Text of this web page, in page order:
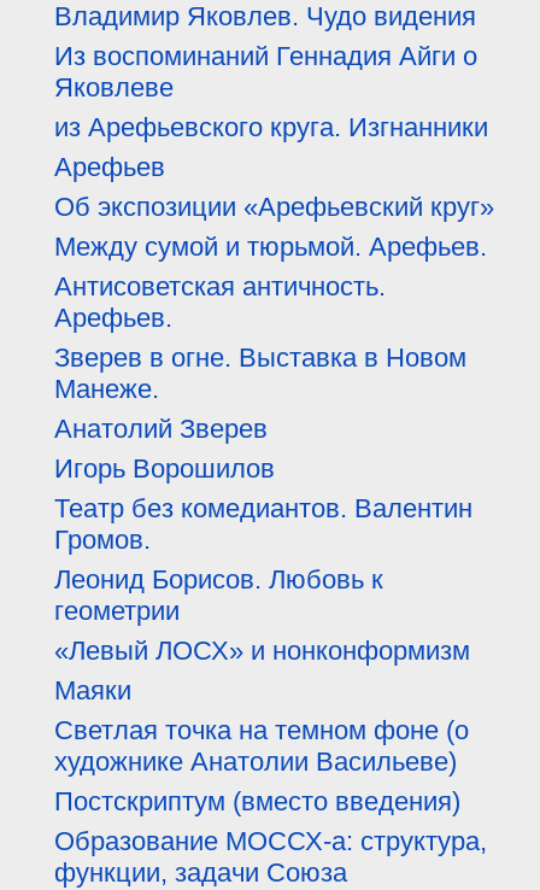
Владимир Яковлев. Чудо видения
Из воспоминаний Геннадия Айги о
Яковлеве
из Арефьевского круга. Изгнанники
Арефьев
Об экспозиции «Арефьевский круг»
Между сумой и тюрьмой. Арефьев.
Антисоветская античность.
Арефьев.
Зверев в огне. Выставка в Новом
Манеже.
Анатолий Зверев
Игорь Ворошилов
Театр без комедиантов. Валентин
Громов.
Леонид Борисов. Любовь к
геометрии
«Левый ЛОСХ» и нонконформизм
Маяки
Светлая точка на темном фоне (о
художнике Анатолии Васильеве)
Постскриптум (вместо введения)
Образование МОССХ-а: структура,
функции, задачи Союза